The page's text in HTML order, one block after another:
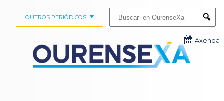
OUTROS PERIÓDICOS
Axenda